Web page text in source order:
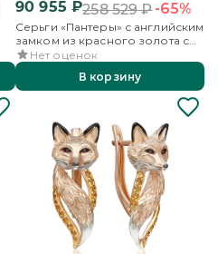
90 955 ₽258 529₽-65%
Серьги «Пантеры» с английским
замком из красного золота с
эмалью
Нет оценок
В корзину